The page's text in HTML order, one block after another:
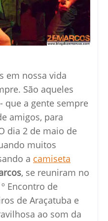
em nossa vida
São aqueles
que a gente sempre
amigos, para
dia 2 de maio de
muitos
a camiseta
, se reuniram no
Encontro de
de Araçatuba e
ao som da